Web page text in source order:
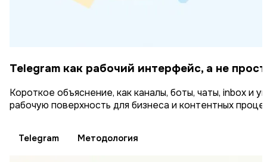
Telegram как рабочий интерфейс, а не
Короткое объяснение, как каналы, боты, чаты, inbox и
рабочую поверхность для бизнеса и контентных
Telegram Методология